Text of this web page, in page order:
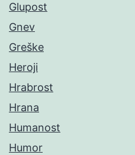
Glupost
Gnev
Greške
Heroji
Hrabrost
Hrana
Humanost
Humor